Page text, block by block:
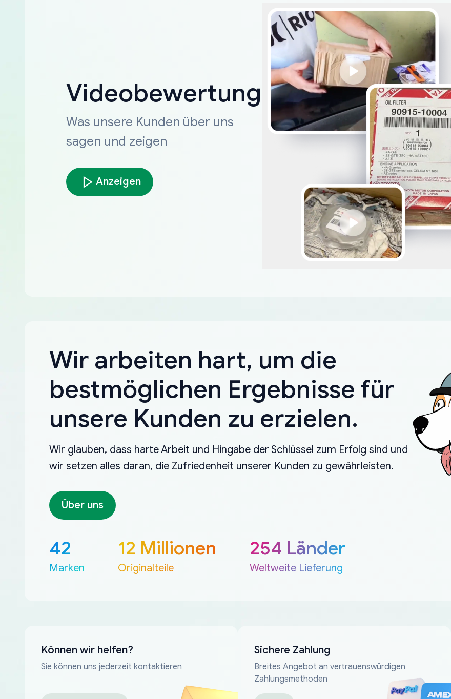
Videobewertungen
Was unsere Kunden über uns
sagen und zeigen
Anzeigen
Wir arbeiten hart, um die
bestmöglichen Ergebnisse für
unsere Kunden zu erzielen.
Wir glauben, dass harte Arbeit und Hingabe der Schlüssel zum Erfolg sind und
wir setzen alles daran, die Zufriedenheit unserer Kunden zu gewährleisten.
Über uns
42
Marken
12 Millionen
Originalteile
254 Länder
Weltweite Lieferung
Können wir helfen?
Sie können uns jederzeit kontaktieren
Sichere Zahlung
Breites Angebot an vertrauenswürdigen
Zahlungsmethoden